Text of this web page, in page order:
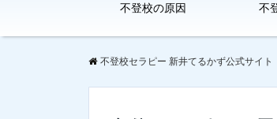
不登校の原因 不
不登校セラピー 新井てるかず公式サイト